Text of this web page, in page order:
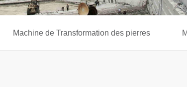
Machine de Transformation des pierres